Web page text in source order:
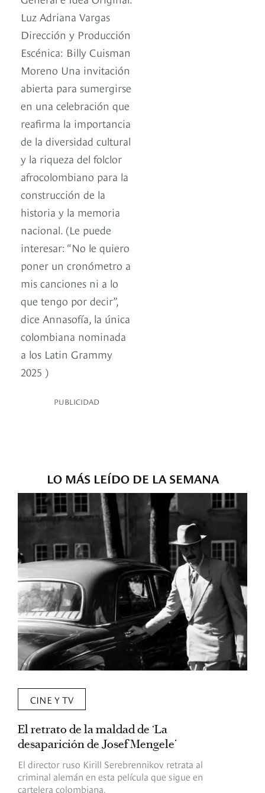
Luz Adriana Vargas
Dirección y Producción
Escénica: Billy Cuisman
Moreno Una invitación
abierta para sumergirse
en una celebración que
reafirma la importancia
de la diversidad cultural
y la riqueza del folclor
afrocolombiano para la
construcción de la
historia y la memoria
nacional. (Le puede
interesar: “No le quiero
poner un cronómetro a
mis canciones ni a lo
que tengo por decir”,
dice Annasofía, la única
colombiana nominada
a los Latin Grammy
2025 )
PUBLICIDAD
LO MÁS LEÍDO DE LA SEMANA
CINE Y TV
El retrato de la maldad de ‘La
desaparición de Josef Mengele’
El director ruso Kirill Serebrennikov retrata al
criminal alemán en esta película que sigue en
cartelera colombiana.